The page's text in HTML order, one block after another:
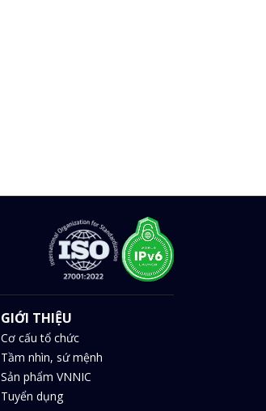
GIỚI THIỆU
Cơ cấu tổ chức
Tầm nhìn, sứ mệnh
Sản phẩm VNNIC
Tuyển dụng